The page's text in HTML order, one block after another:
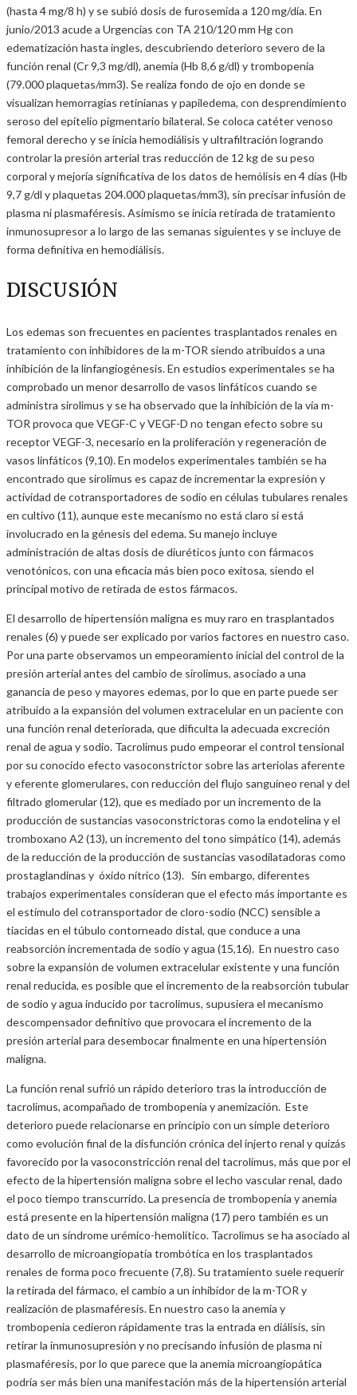
(hasta 4 mg/8 h) y se subió dosis de furosemida a 120 mg/día. En
junio/2013 acude a Urgencias con TA 210/120 mm Hg con
edematización hasta ingles, descubriendo deterioro severo de la
función renal (Cr 9,3 mg/dl), anemia (Hb 8,6 g/dl) y trombopenia
(79.000 plaquetas/mm3). Se realiza fondo de ojo en donde se
visualizan hemorragias retinianas y papiledema, con desprendimiento
seroso del epitelio pigmentario bilateral. Se coloca catéter venoso
femoral derecho y se inicia hemodiálisis y ultrafiltración logrando
controlar la presión arterial tras reducción de 12 kg de su peso
corporal y mejoría significativa de los datos de hemólisis en 4 días (Hb
9,7 g/dl y plaquetas 204.000 plaquetas/mm3), sin precisar infusión de
plasma ni plasmaféresis. Asimismo se inicia retirada de tratamiento
inmunosupresor a lo largo de las semanas siguientes y se incluye de
forma definitiva en hemodiálisis.
DISCUSIÓN
Los edemas son frecuentes en pacientes trasplantados renales en
tratamiento con inhibidores de la m-TOR siendo atribuidos a una
inhibición de la linfangiogénesis. En estudios experimentales se ha
comprobado un menor desarrollo de vasos linfáticos cuando se
administra sirolimus y se ha observado que la inhibición de la vía m-
TOR provoca que VEGF-C y VEGF-D no tengan efecto sobre su
receptor VEGF-3, necesario en la proliferación y regeneración de
vasos linfáticos (9,10). En modelos experimentales también se ha
encontrado que sirolimus es capaz de incrementar la expresión y
actividad de cotransportadores de sodio en células tubulares renales
en cultivo (11), aunque este mecanismo no está claro si está
involucrado en la génesis del edema. Su manejo incluye
administración de altas dosis de diuréticos junto con fármacos
venotónicos, con una eficacia más bien poco exitosa, siendo el
principal motivo de retirada de estos fármacos.
El desarrollo de hipertensión maligna es muy raro en trasplantados
renales (6) y puede ser explicado por varios factores en nuestro caso.
Por una parte observamos un empeoramiento inicial del control de la
presión arterial antes del cambio de sirolimus, asociado a una
ganancia de peso y mayores edemas, por lo que en parte puede ser
atribuido a la expansión del volumen extracelular en un paciente con
una función renal deteriorada, que dificulta la adecuada excreción
renal de agua y sodio. Tacrolimus pudo empeorar el control tensional
por su conocido efecto vasoconstrictor sobre las arteriolas aferente
y eferente glomerulares, con reducción del flujo sanguíneo renal y del
filtrado glomerular (12), que es mediado por un incremento de la
producción de sustancias vasoconstrictoras como la endotelina y el
tromboxano A2 (13), un incremento del tono simpático (14), además
de la reducción de la producción de sustancias vasodilatadoras como
prostaglandinas y óxido nítrico (13). Sin embargo, diferentes
trabajos experimentales consideran que el efecto más importante es
el estímulo del cotransportador de cloro-sodio (NCC) sensible a
tiacidas en el túbulo contorneado distal, que conduce a una
reabsorción incrementada de sodio y agua (15,16). En nuestro caso
sobre la expansión de volumen extracelular existente y una función
renal reducida, es posible que el incremento de la reabsorción tubular
de sodio y agua inducido por tacrolimus, supusiera el mecanismo
descompensador definitivo que provocara el incremento de la
presión arterial para desembocar finalmente en una hipertensión
maligna.
La función renal sufrió un rápido deterioro tras la introducción de
tacrolimus, acompañado de trombopenia y anemización. Este
deterioro puede relacionarse en principio con un simple deterioro
como evolución final de la disfunción crónica del injerto renal y quizás
favorecido por la vasoconstricción renal del tacrolimus, más que por el
efecto de la hipertensión maligna sobre el lecho vascular renal, dado
el poco tiempo transcurrido. La presencia de trombopenia y anemia
está presente en la hipertensión maligna (17) pero también es un
dato de un síndrome urémico-hemolítico. Tacrolimus se ha asociado al
desarrollo de microangiopatía trombótica en los trasplantados
renales de forma poco frecuente (7,8). Su tratamiento suele requerir
la retirada del fármaco, el cambio a un inhibidor de la m-TOR y
realización de plasmaféresis. En nuestro caso la anemia y
trombopenia cedieron rápidamente tras la entrada en diálisis, sin
retirar la inmunosupresión y no precisando infusión de plasma ni
plasmaféresis, por lo que parece que la anemia microangiopática
podría ser más bien una manifestación más de la hipertensión arterial